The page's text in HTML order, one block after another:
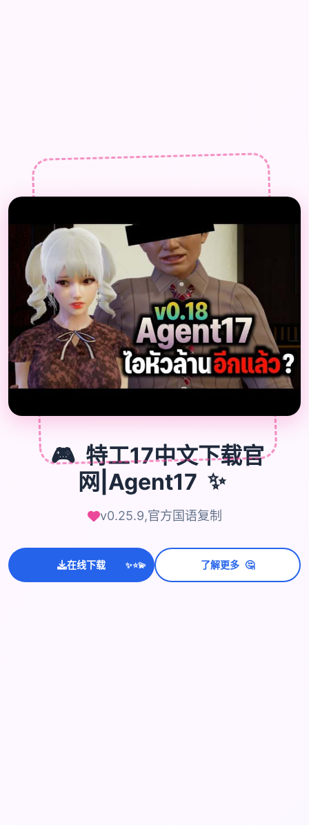
🎮 特工17中文下载官
网|Agent17 ✨
v0.25.9,官方国语复制
在线下载 ✨
⭐
💫 了解更多 🤔